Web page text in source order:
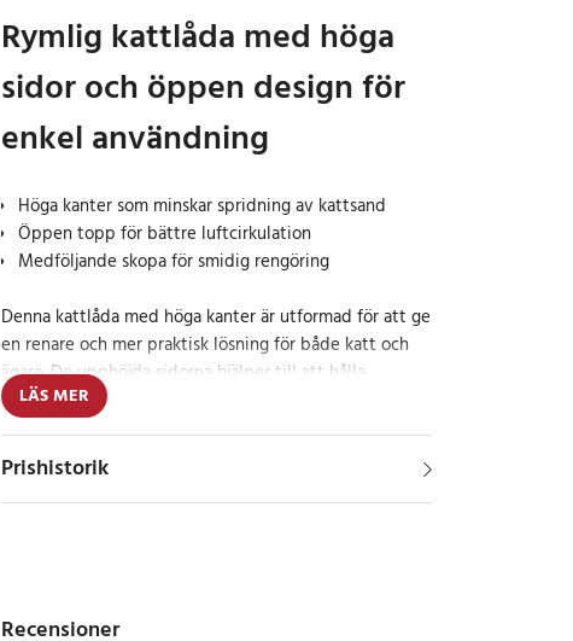
Rymlig kattlåda med höga
sidor och öppen design för
enkel användning
Höga kanter som minskar spridning av kattsand
Öppen topp för bättre luftcirkulation
Medföljande skopa för smidig rengöring
Denna kattlåda med höga kanter är utformad för att ge
en renare och mer praktisk lösning för både katt och
ägare. De upphöjda sidorna hjälper till att hålla
kattsanden kvar i lådan, vilket minskar spill runt
omkring.
Den öppna designen bidrar till bättre luftflöde och gör
det enkelt att hålla uppsikt över kattens användning.
Den rymliga storleken på 50,5 x 37,5 x 19,5 cm ger gott
LÄS MER
Prishistorik
Recensioner